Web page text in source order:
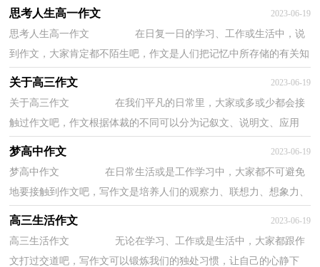
思考人生高一作文 2023-06-19
思考人生高一作文 在日复一日的学习、工作或生活中，说
到作文，大家肯定都不陌生吧，作文是人们把记忆中所存储的有关知
关于高三作文 2023-06-19
关于高三作文 在我们平凡的日常里，大家或多或少都会接
触过作文吧，作文根据体裁的不同可以分为记叙文、说明文、应用
梦高中作文 2023-06-19
梦高中作文 在日常生活或是工作学习中，大家都不可避免
地要接触到作文吧，写作文是培养人们的观察力、联想力、想象力、
高三生活作文 2023-06-19
高三生活作文 无论在学习、工作或是生活中，大家都跟作
文打过交道吧，写作文可以锻炼我们的独处习惯，让自己的心静下